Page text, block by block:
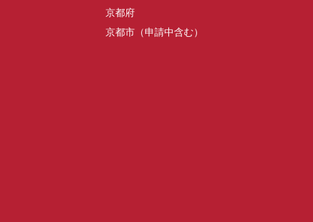
京都府
京都市（申請中含む）